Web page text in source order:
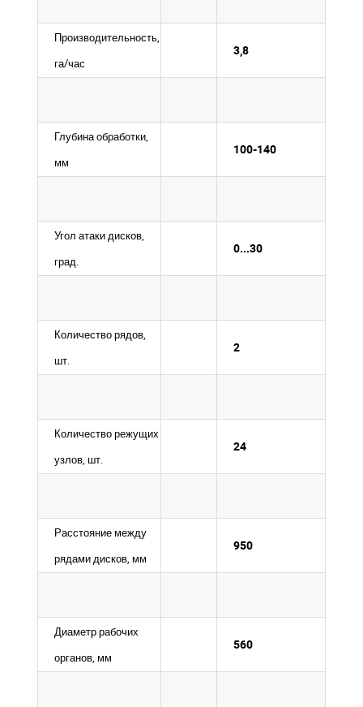
Производительность,
га/час
3,8
Глубина обработки,
мм
100-140
Угол атаки дисков,
град.
0...30
Количество рядов,
шт.
2
Количество режущих
узлов, шт.
24
Расстояние между
рядами дисков, мм
950
Диаметр рабочих
органов, мм
560